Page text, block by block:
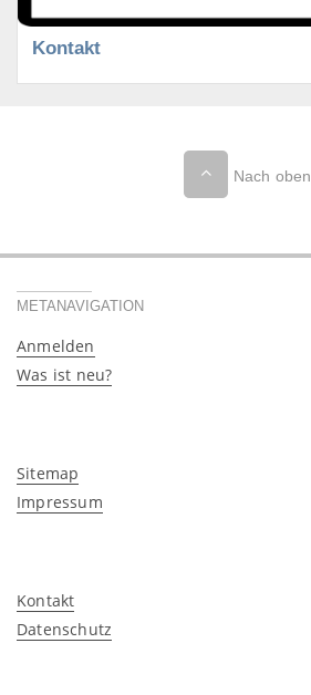
Kontakt
Nach oben
METANAVIGATION
Anmelden
Was ist neu?
Sitemap
Impressum
Kontakt
Datenschutz